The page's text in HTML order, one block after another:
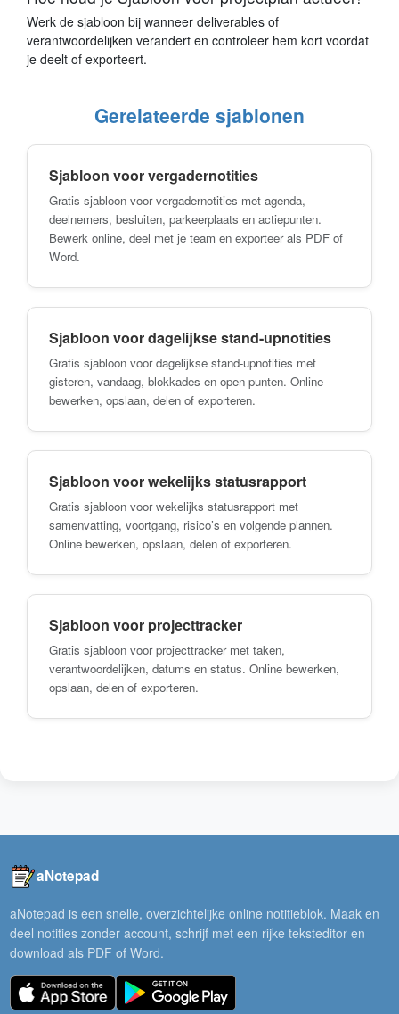
Werk de sjabloon bij wanneer deliverables of
verantwoordelijken verandert en controleer hem kort voordat
je deelt of exporteert.
Gerelateerde sjablonen
Sjabloon voor vergadernotities
Gratis sjabloon voor vergadernotities met agenda,
deelnemers, besluiten, parkeerplaats en actiepunten.
Bewerk online, deel met je team en exporteer als PDF of
Word.
Sjabloon voor dagelijkse stand-upnotities
Gratis sjabloon voor dagelijkse stand-upnotities met
gisteren, vandaag, blokkades en open punten. Online
bewerken, opslaan, delen of exporteren.
Sjabloon voor wekelijks statusrapport
Gratis sjabloon voor wekelijks statusrapport met
samenvatting, voortgang, risico’s en volgende plannen.
Online bewerken, opslaan, delen of exporteren.
Sjabloon voor projecttracker
Gratis sjabloon voor projecttracker met taken,
verantwoordelijken, datums en status. Online bewerken,
opslaan, delen of exporteren.
aNotepad
aNotepad is een snelle, overzichtelijke online notitieblok. Maak en
deel notities zonder account, schrijf met een rijke teksteditor en
download als PDF of Word.